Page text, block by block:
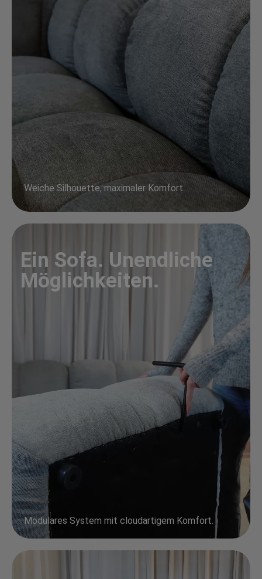
Weiche Silhouette, maximaler Komfort.
Ein Sofa. Unendliche
Möglichkeiten.
Modulares System mit cloudartigem Komfort.